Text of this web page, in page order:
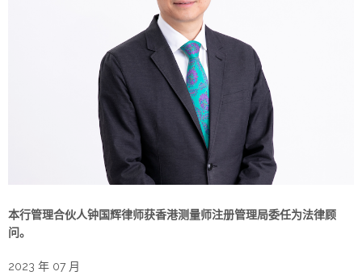
本行管理合伙人钟国辉律师获香港测量师注册管理局委任为法律顾
问。
2023 年 07 月